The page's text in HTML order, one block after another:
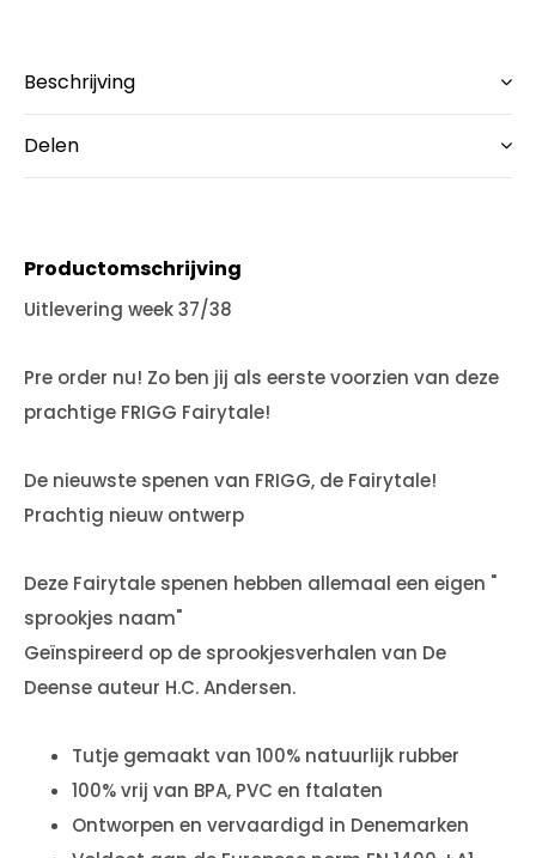
Beschrijving
Delen
Productomschrijving
Uitlevering week 37/38
Pre order nu! Zo ben jij als eerste voorzien van deze
prachtige FRIGG Fairytale!
De nieuwste spenen van FRIGG, de Fairytale!
Prachtig nieuw ontwerp
Deze Fairytale spenen hebben allemaal een eigen "
sprookjes naam"
Geïnspireerd op de sprookjesverhalen van De
Deense auteur H.C. Andersen.
Tutje gemaakt van 100% natuurlijk rubber
100% vrij van BPA, PVC en ftalaten
Ontworpen en vervaardigd in Denemarken